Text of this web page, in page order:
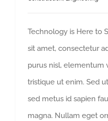
Technology is Here to
sit amet, consectetur
purus nisl, elementum
tristique ut enim. Sed
sed metus id sapien
magna. Nullam eget